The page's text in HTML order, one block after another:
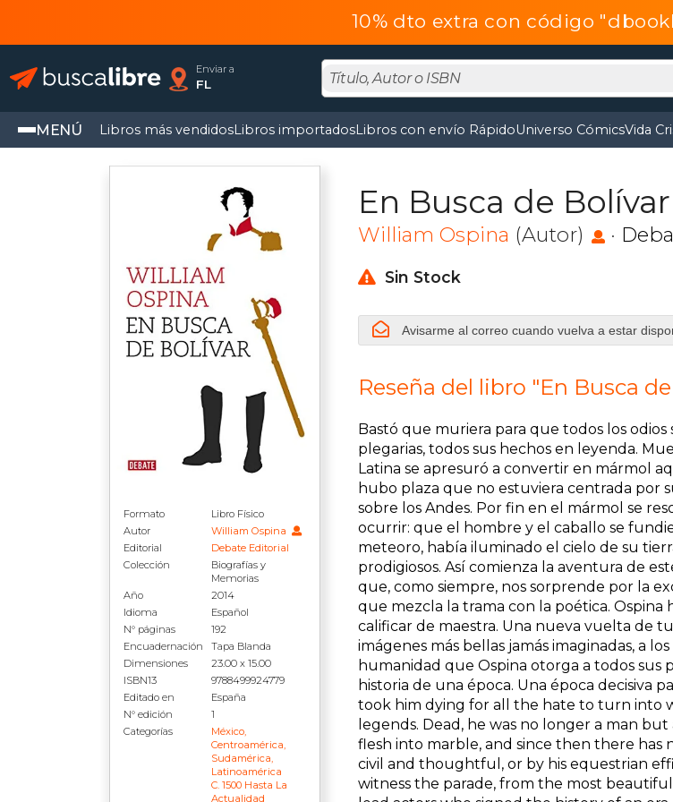
10% dto extra con código
Enviar a
FL
MENÚ Libros más vendidosLibros importadosLibros con envío RápidoUniverso CómicsVida
Formato
Libro Físico
Autor
William Ospina
Editorial
Debate Editorial
Colección
Biografías y
Memorias
Año
2014
Idioma
Español
N° páginas
192
Encuadernación
Tapa Blanda
Dimensiones
23.00 x 15.00
ISBN13
9788499924779
Editado en
España
N° edición
1
Categorías
México,
Centroamérica,
Sudamérica,
Latinoamérica
C. 1500 Hasta La
Actualidad
En Busca de Bolívar
William Ospina (Autor) ·
Sin Stock
Avisarme al correo cuando vuelva a estar
Reseña del libro "En Busca
Bastó que muriera para que todos los
plegarias, todos sus hechos en leyenda.
Latina se apresuró a convertir en mármol
hubo plaza que no estuviera centrada por
sobre los Andes. Por fin en el mármol se
ocurrir: que el hombre y el caballo se
meteoro, había iluminado el cielo de su
prodigiosos. Así comienza la aventura de
que, como siempre, nos sorprende por la
que mezcla la trama con la poética. Ospina
calificar de maestra. Una nueva vuelta de
imágenes más bellas jamás imaginadas, a
humanidad que Ospina otorga a todos sus
historia de una época. Una época decisiva
took him dying for all the hate to turn into
legends. Dead, he was no longer a man
flesh into marble, and since then there has
civil and thoughtful, or by his equestrian
witness the parade, from the most